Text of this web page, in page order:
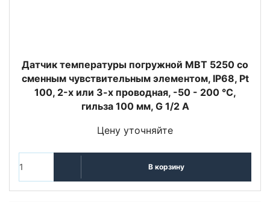
Датчик температуры погружной MBT 5250 со
сменным чувствительным элементом, IP68, Pt
100, 2-х или 3-х проводная, -50 - 200 °C,
гильза 100 мм, G 1/2 A
Цену уточняйте
В корзину